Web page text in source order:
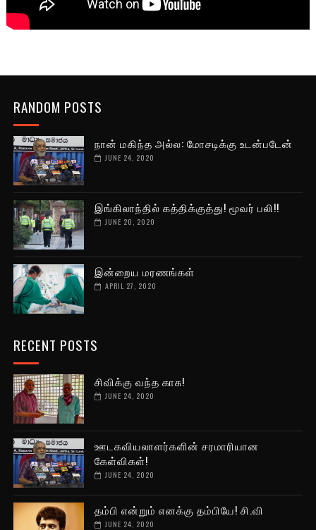
RANDOM POSTS
நான் மகிந்த அல்ல: மோசடிக்கு உடன்படேன்
JUNE 24, 2020
இங்கிலாந்தில் கத்திக்குத்து! மூவர் பலி!!
JUNE 20, 2020
இன்றைய மரணங்கள்
APRIL 27, 2020
RECENT POSTS
சிவிக்கு வந்த காசு!
JUNE 24, 2020
ஊடகவியலாளர்களின் சரமாரியான
கேள்விகள்!
JUNE 24, 2020
தம்பி என்றும் எனக்கு தம்பியே! சி.வி
JUNE 24, 2020